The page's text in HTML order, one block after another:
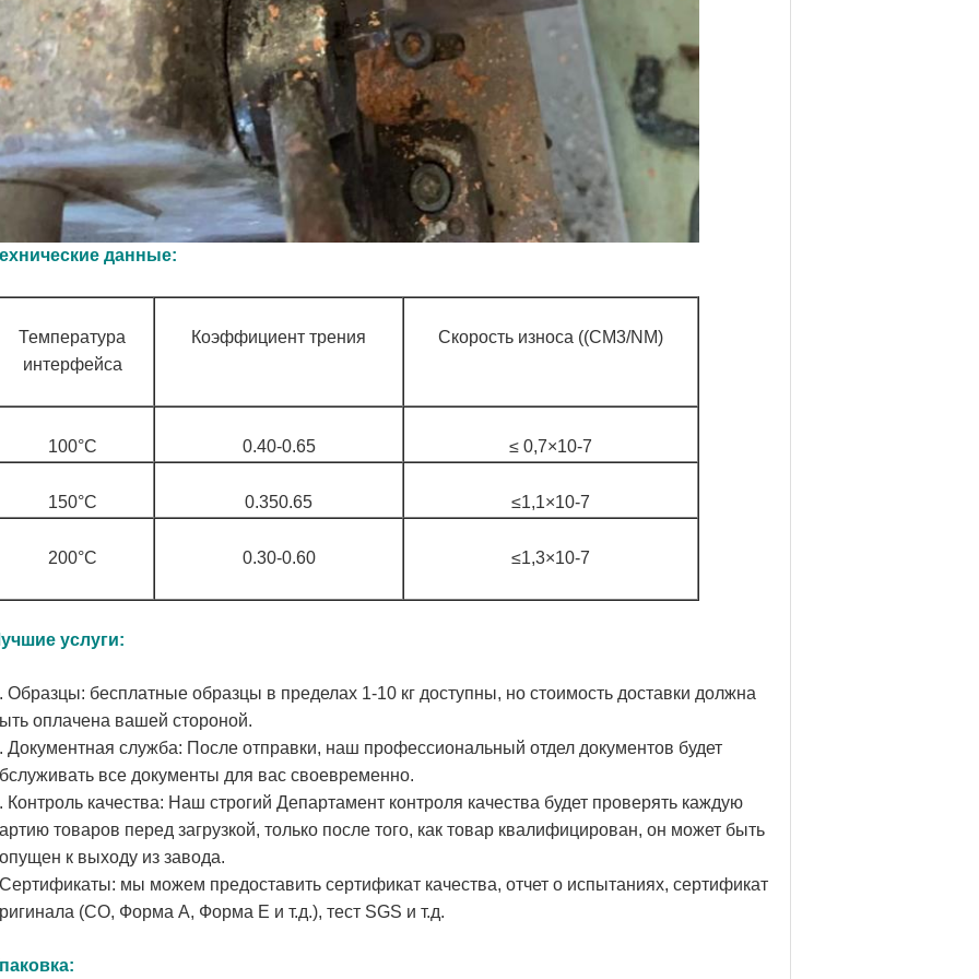
данные:
Температура
интерфейса
Коэффициент трения Скорость износа ((CM3/NM)
100°С 0.40-0.65 ≤ 0,7×10-7
150°С 0.350.65 ≤1,1×10-7
200°С 0.30-0.60 ≤1,3×10-7
услуги:
Образцы: бесплатные образцы в пределах 1-10 кг доступны, но стоимость доставки должна
оплачена вашей стороной.
Документная служба: После отправки, наш профессиональный отдел документов будет
все документы для вас своевременно.
Контроль качества: Наш строгий Департамент контроля качества будет проверять каждую
товаров перед загрузкой, только после того, как товар квалифицирован, он может быть
к выходу из завода.
мы можем предоставить сертификат качества, отчет о испытаниях, сертификат
(CO, Форма A, Форма E и т.д.), тест SGS и т.д.